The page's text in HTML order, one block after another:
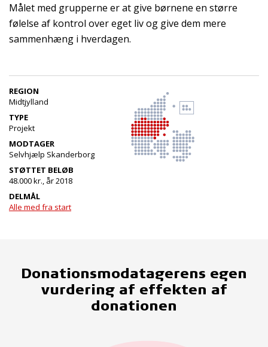
Målet med grupperne er at give børnene en større
følelse af kontrol over eget liv og give dem mere
sammenhæng i hverdagen.
REGION
Midtjylland
TYPE
Projekt
MODTAGER
Selvhjælp Skanderborg
STØTTET BELØB
48.000 kr., år 2018
DELMÅL
Alle med fra start
Donationsmodatagerens egen
vurdering af effekten af
donationen